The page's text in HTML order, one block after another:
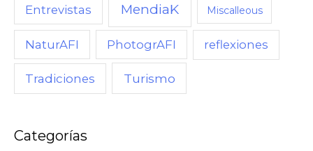
Entrevistas MendiaK Miscalleous
NaturAFI PhotogrAFI reflexiones
Tradiciones Turismo
Categorías